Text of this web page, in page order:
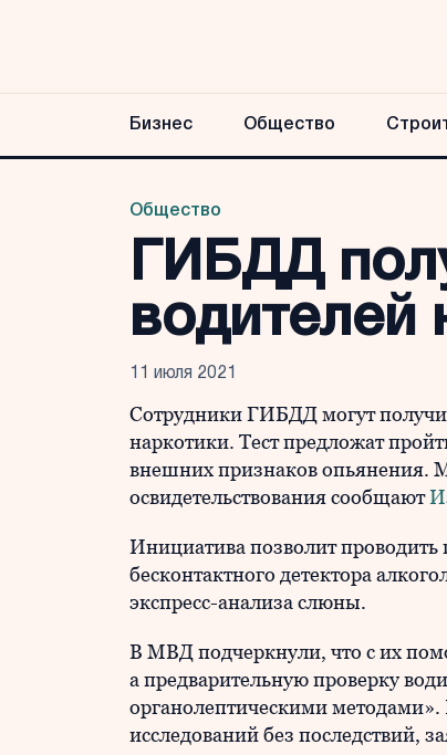
Бизнес Общество
Общество
ГИБДД
водителей
11 июля 2021
Сотрудники ГИБДД могут
наркотики. Тест предложат
внешних признаков опьянения.
освидетельствования сообщают
Инициатива позволит
бесконтактного детектора
экспресс-анализа слюны.
В МВД подчеркнули, что с их
а предварительную проверку
органолептическими методами».
исследований без последствий,